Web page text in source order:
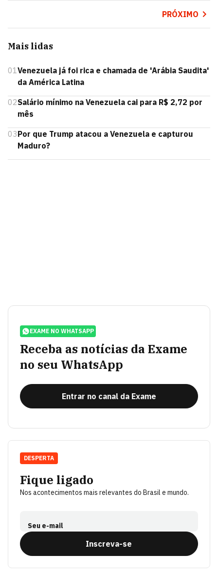
PRÓXIMO
Mais lidas
01Venezuela já foi rica e chamada de 'Arábia Saudita'
da América Latina
02Salário mínimo na Venezuela cai para R$ 2,72 por
mês
03Por que Trump atacou a Venezuela e capturou
Maduro?
EXAME NO WHATSAPP
Receba as notícias da Exame
no seu WhatsApp
Entrar no canal da Exame
Fique ligado
Nos acontecimentos mais relevantes do Brasil e mundo.
Seu e-mail
Inscreva-se
DESPERTA